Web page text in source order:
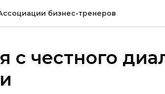
бизнес-тренеров
с честного